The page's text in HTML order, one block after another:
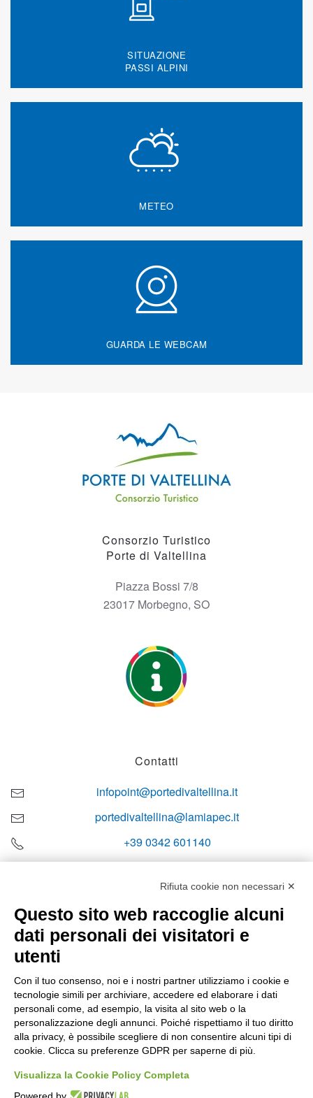
SITUAZIONE
PASSI ALPINI
METEO
GUARDA LE WEBCAM
Consorzio Turistico
Porte di Valtellina
Piazza Bossi 7/8
23017 Morbegno, SO
Contatti
infopoint@portedivaltellina.it
portedivaltellina@lamiapec.it
+39 0342 601140
Orari di apertura
Sabato
08:00 – 12:10
Domenica e festivi
CHIUSO
Rifiuta cookie non necessari ✕
Questo sito web raccoglie alcuni
dati personali dei visitatori e
utenti
Con il tuo consenso, noi e i nostri partner utilizziamo i cookie e
tecnologie simili per archiviare, accedere ed elaborare i dati
personali come, ad esempio, la visita al sito web o la
personalizzazione degli annunci. Poiché rispettiamo il tuo diritto
alla privacy, è possibile scegliere di non consentire alcuni tipi di
cookie. Clicca su preferenze GDPR per saperne di più.
Visualizza la Cookie Policy Completa